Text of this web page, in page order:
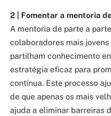
2 | Fomentar a mentoria
A mentoria de parte a
colaboradores mais
partilham conhecimento
estratégia eficaz para
contínua. Este processo
de que apenas os mais
ajuda a eliminar barreiras